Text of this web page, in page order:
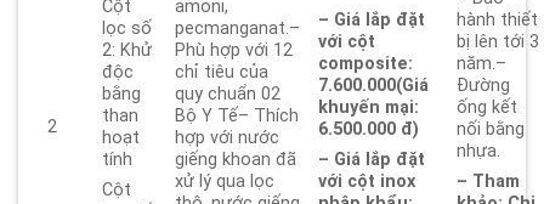
2
Cột
lọc số
2: Khử
độc
bằng
than
hoạt
tính
Cột
amoni,
pecmanganat.–
Phù hợp với 12
chỉ tiêu của
quy chuẩn 02
Bộ Y Tế– Thích
hợp với nước
giếng khoan đã
xử lý qua lọc
– Giá lắp đặt
với cột
composite:
7.600.000(Giá
khuyến mại:
6.500.000 đ)
– Giá lắp đặt
với cột inox
hành thiết
bị lên tới 3
năm.–
Đường
ống kết
nối bằng
nhựa.
– Tham